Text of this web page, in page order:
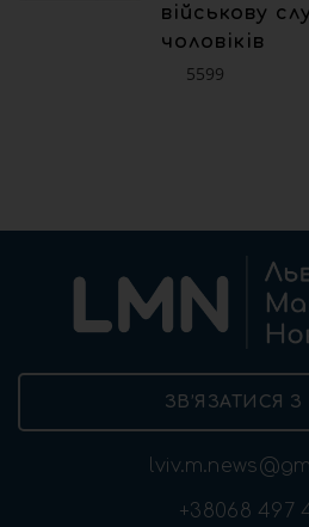
військову
чоловіків
5599
ЗВ’ЯЗАТИСЯ
+38068 497